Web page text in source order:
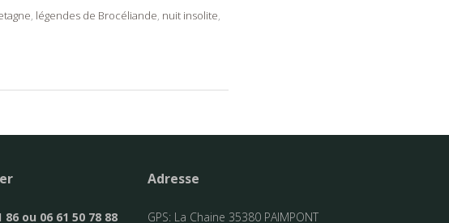
, légendes de Brocéliande, nuit insolite,
86 ou 06 61 50 78 88
Adresse
GPS: La Chaine 35380 PAIMPONT